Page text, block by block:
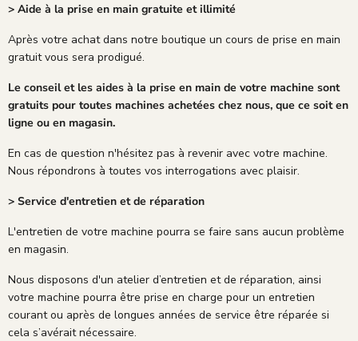
> Aide à la prise en main gratuite et illimité
Après votre achat dans notre boutique un cours de prise en main
gratuit vous sera prodigué.
Le conseil et les aides à la prise en main de votre machine sont
gratuits pour toutes machines achetées chez nous, que ce soit en
ligne ou en magasin.
En cas de question n'hésitez pas à revenir avec votre machine.
Nous répondrons à toutes vos interrogations avec plaisir.
> Service d'entretien et de réparation
L'entretien de votre machine pourra se faire sans aucun problème
en magasin.
Nous disposons d'un atelier d’entretien et de réparation, ainsi
votre machine pourra être prise en charge pour un entretien
courant ou après de longues années de service être réparée si
cela s’avérait nécessaire.